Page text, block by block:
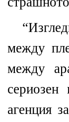
между
между
сериозен
агенция